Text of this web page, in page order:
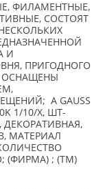
ФИЛАМЕНТНЫЕ,
СОСТОЯТ
И
ПРИГОДНОГО
ОСНАЩЕНЫ
А GAUSS
1/10/X, ШТ-
МАТЕРИАЛ
(ФИРМА) ; (TM)